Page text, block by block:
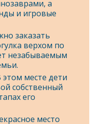
а
и игровые
заказать
верхом по
незабываемым
месте дети
собственный
его
место